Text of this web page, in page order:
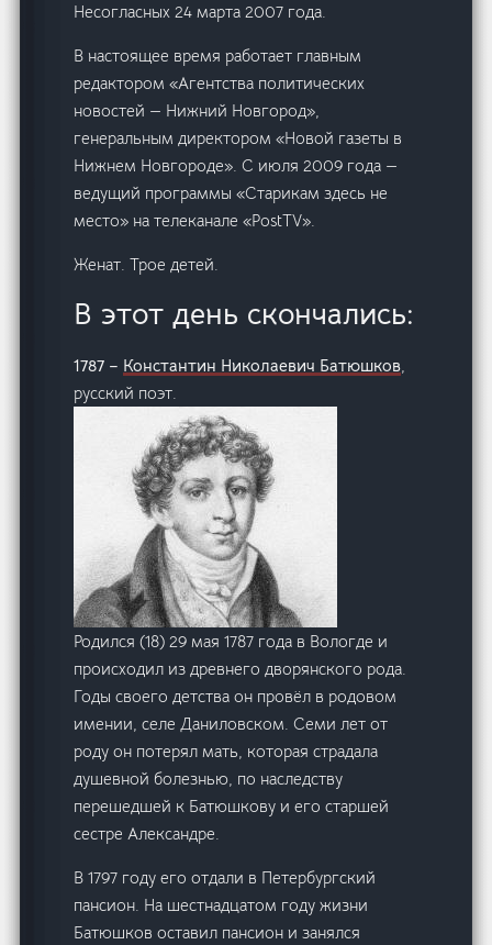
Несогласных 24 марта 2007 года.
В настоящее время работает главным
редактором «Агентства политических
новостей — Нижний Новгород»,
генеральным директором «Новой газеты в
Нижнем Новгороде». С июля 2009 года —
ведущий программы «Старикам здесь не
место» на телеканале «PostTV».
Женат. Трое детей.
В этот день скончались:
1787 – Константин Николаевич Батюшков,
русский поэт.
Родился (18) 29 мая 1787 года в Вологде и
происходил из древнего дворянского рода.
Годы своего детства он провёл в родовом
имении, селе Даниловском. Семи лет от
роду он потерял мать, которая страдала
душевной болезнью, по наследству
перешедшей к Батюшкову и его старшей
сестре Александре.
В 1797 году его отдали в Петербургский
пансион. На шестнадцатом году жизни
Батюшков оставил пансион и занялся